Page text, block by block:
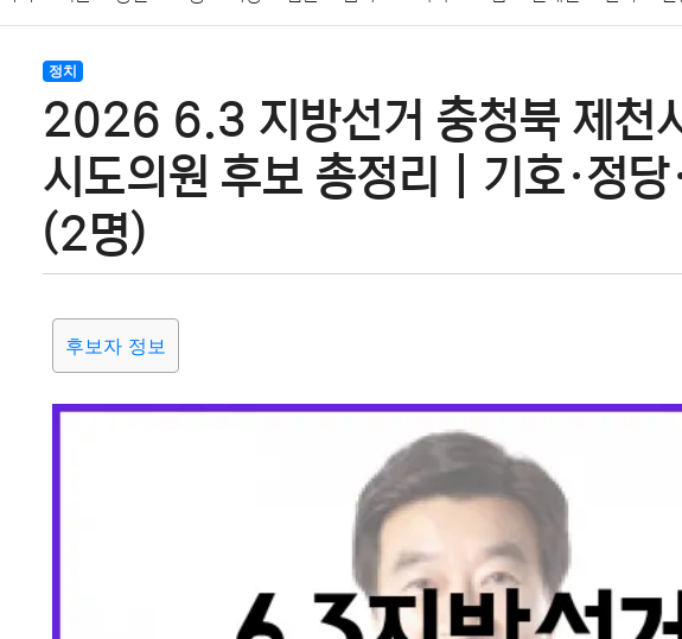
결혼 육아
기술 종교 사회 정치 건강 의료 의학 경제 마케팅 부동산 외
정치
2026 6.3 지방선거 충청북 제천
시도의원 후보 총정리｜기호·정당
(2명)
후보자 정보